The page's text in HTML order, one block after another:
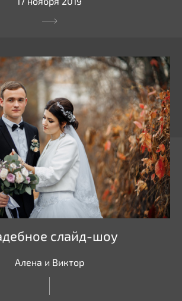
слайд-шоу
Алена и Виктор